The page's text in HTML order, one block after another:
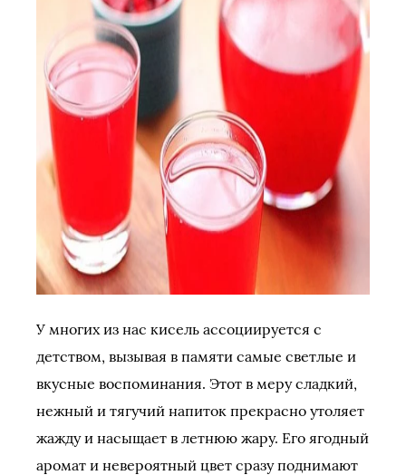
У многих из нас кисель ассоциируется с
детством, вызывая в памяти самые светлые и
вкусные воспоминания. Этот в меру сладкий,
нежный и тягучий напиток прекрасно утоляет
жажду и насыщает в летнюю жару. Его ягодный
аромат и невероятный цвет сразу поднимают